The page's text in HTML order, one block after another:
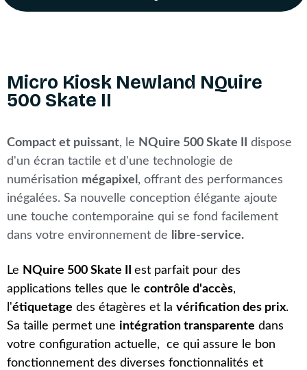
Micro Kiosk Newland NQuire
500 Skate II
Compact et puissant, le NQuire 500 Skate II
dispose
d'un écran tactile et d'une technologie de
numérisation mégapixel , offrant des performances
inégalées. Sa nouvelle conception élégante ajoute
une touche contemporaine qui se fond facilement
dans votre environnement de
libre-service.
Le NQuire 500 Skate II est parfait pour des
applications telles que le contrôle d'accès,
l'étiquetage des étagères et la vérification des prix.
Sa taille permet une intégration transparente dans
votre configuration actuelle, ce qui assure le bon
fonctionnement des diverses fonctionnalités et